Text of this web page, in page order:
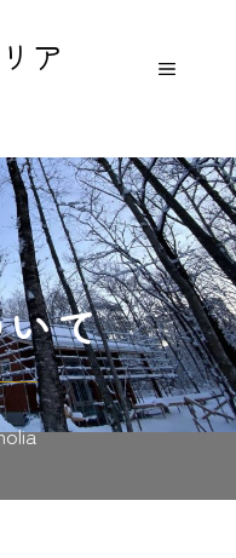
ア
メ
ュ
ー
て